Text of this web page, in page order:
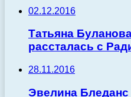
02.12.2016
Татьяна
рассталась с
28.11.2016
Эвелина Бледанс